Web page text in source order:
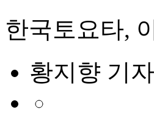
한국토요타,
황지향 기자